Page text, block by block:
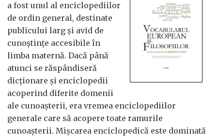
a fost unul al enciclopediilor
de ordin general, destinate
publicului larg și avid de
cunoștințe accesibile în
limba maternă. Dacă până
atunci se răspândiseră
dicționare și enciclopedii
acoperind diferite domenii
ale cunoașterii, era vremea enciclopediilor
generale care să acopere toate ramurile
cunoașterii. Mișcarea enciclopedică este dominată